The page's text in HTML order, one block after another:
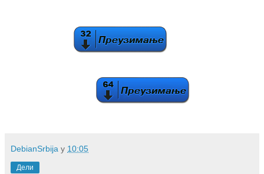
DebianSrbija у 10:05
Дели